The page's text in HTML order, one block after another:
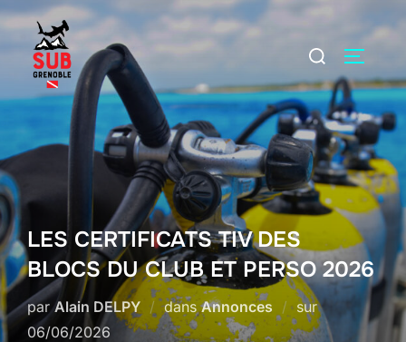
Aller
contenu
Rechercher :
LES CERTIFICATS TIV DES
BLOCS DU CLUB ET PERSO 2026
parAlain DELPY dansAnnonces surPublié
le
06/06/2026